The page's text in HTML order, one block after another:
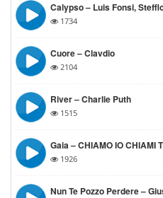
Calypso – Luis Fonsi,
1734
Cuore – Clavdio
2104
River – Charlie Puth
1515
Gaia – CHIAMO IO CHIAMI
1926
Nun Te Pozzo Perdere –